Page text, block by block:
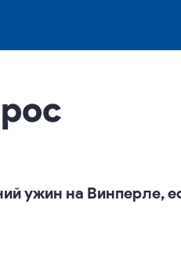
ужин на Винперле,